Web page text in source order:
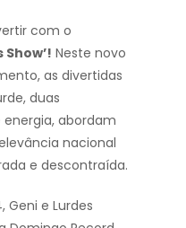
com o
Show’! Neste novo
as divertidas
duas
abordam
nacional
e descontraída.
Geni e Lurdes